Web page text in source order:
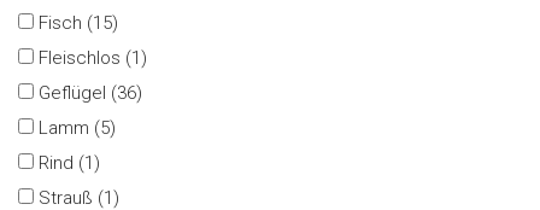
Fisch (15)
Fleischlos (1)
Geflügel (36)
Lamm (5)
Rind (1)
Strauß (1)